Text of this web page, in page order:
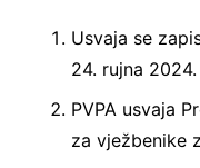
Usvaja se
24. rujna 2024.
PVPA usvaja
za vježbenike